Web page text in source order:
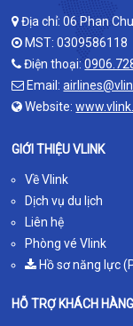
Địa chỉ: 06 Phan
MST: 0309586118
Điện thoại:
Email:
Website:
GIỚI THIỆU VLINK
Về Vlink
Dịch vụ du lịch
Liên hệ
Phòng vé Vlink
Hồ sơ năng lực
HỖ TRỢ KHÁCH HÀNG